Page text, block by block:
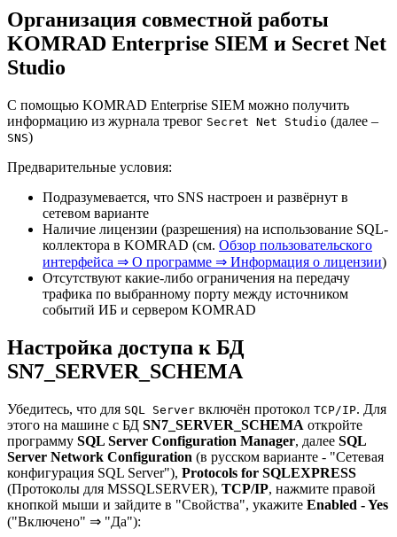
Организация совместной работы
KOMRAD Enterprise SIEM и Secret Net
Studio
С помощью KOMRAD Enterprise SIEM можно получить
информацию из журнала тревог Secret Net Studio (далее –
SNS)
Предварительные условия:
Подразумевается, что SNS настроен и развёрнут в
сетевом варианте
Наличие лицензии (разрешения) на использование SQL-
коллектора в KOMRAD (см. Обзор пользовательского
интерфейса ⇒ О программе ⇒ Информация о лицензии)
Отсутствуют какие-либо ограничения на передачу
трафика по выбранному порту между источником
событий ИБ и сервером KOMRAD
Настройка доступа к БД
SN7_SERVER_SCHEMA
Убедитесь, что для SQL Server включён протокол TCP/IP. Для
этого на машине с БД SN7_SERVER_SCHEMA откройте
программу SQL Server Configuration Manager, далее SQL
Server Network Configuration (в русском варианте - "Сетевая
конфигурация SQL Server"), Protocols for SQLEXPRESS
(Протоколы для MSSQLSERVER), TCP/IP, нажмите правой
кнопкой мыши и зайдите в "Свойства", укажите Enabled - Yes
("Включено" ⇒ "Да"):